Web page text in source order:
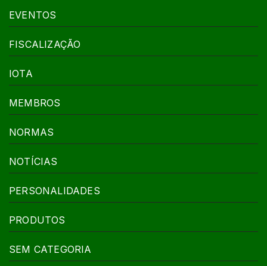
EVENTOS
FISCALIZAÇÃO
IOTA
MEMBROS
NORMAS
NOTÍCIAS
PERSONALIDADES
PRODUTOS
SEM CATEGORIA